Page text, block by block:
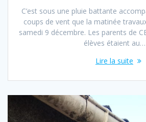
C’est sous une pluie battante
coups de vent que la matinée
samedi 9 décembre. Les parents de
élèves étaient au…
Lire la suite